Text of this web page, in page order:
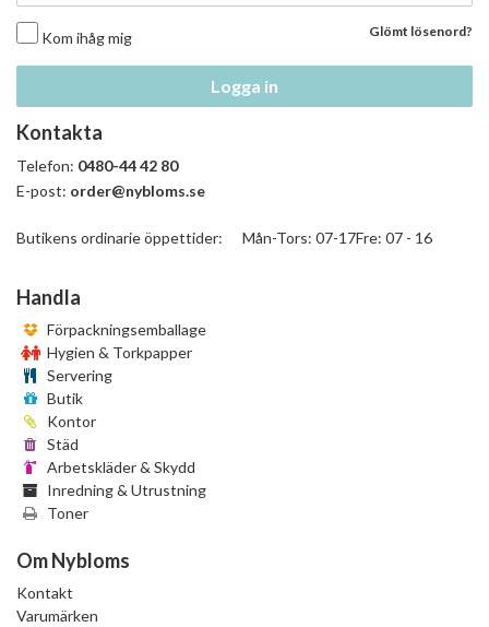
Kom ihåg mig Glömt lösenord?
Logga in
Kontakta
Telefon: 0480-44 42 80
E-post: order@nybloms.se
Butikens ordinarie öppettider: Mån-Tors: 07-17Fre: 07 - 16
Handla
Förpackningsemballage
Hygien & Torkpapper
Servering
Butik
Kontor
Städ
Arbetskläder & Skydd
Inredning & Utrustning
Toner
Om Nybloms
Kontakt
Varumärken